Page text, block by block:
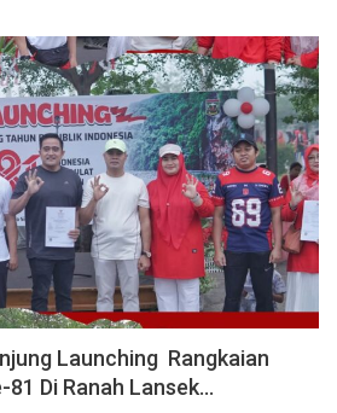
Launching Rangkaian
81 Di Ranah Lansek…